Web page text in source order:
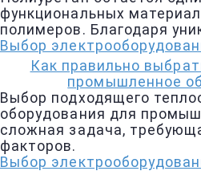
функциональных
полимеров. Благодаря
Выбор
Как правильно
промышленное
Выбор подходящего
оборудования для
сложная задача,
факторов.
Выбор